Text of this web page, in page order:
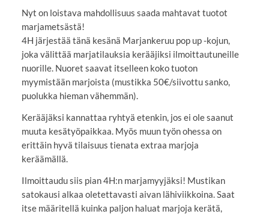
Nyt on loistava mahdollisuus saada mahtavat tuotot
marjametsästä!
4H järjestää tänä kesänä Marjankeruu pop up -kojun,
joka välittää marjatilauksia kerääjiksi ilmoittautuneille
nuorille. Nuoret saavat itselleen koko tuoton
myymistään marjoista (mustikka 50€/siivottu sanko,
puolukka hieman vähemmän).
Kerääjäksi kannattaa ryhtyä etenkin, jos ei ole saanut
muuta kesätyöpaikkaa. Myös muun työn ohessa on
erittäin hyvä tilaisuus tienata extraa marjoja
keräämällä.
Ilmoittaudu siis pian 4H:n marjamyyjäksi! Mustikan
satokausi alkaa oletettavasti aivan lähiviikkoina. Saat
itse määritellä kuinka paljon haluat marjoja kerätä,